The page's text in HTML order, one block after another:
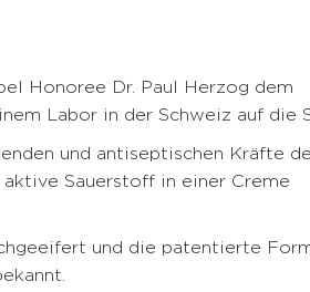
Honoree Dr. Paul Herzog dem
Labor in der Schweiz auf die
und antiseptischen Kräfte
Sauerstoff in einer Creme
und die patentierte